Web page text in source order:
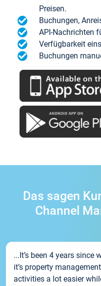
Preisen.
Buchungen,
API-Nachrichten
Verfügbarkeit
Buchungen
Das sagen
Channel
...It’s been 4 years since
it’s property
activities a lot easier